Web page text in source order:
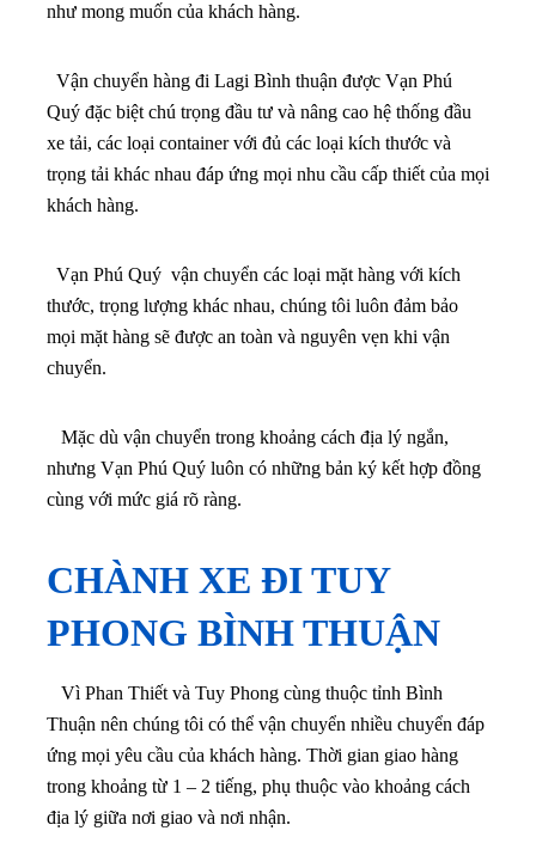
như mong muốn của khách hàng.
Vận chuyển hàng đi Lagi Bình thuận được Vạn Phú
Quý đặc biệt chú trọng đầu tư và nâng cao hệ thống đầu
xe tải, các loại container với đủ các loại kích thước và
trọng tải khác nhau đáp ứng mọi nhu cầu cấp thiết của mọi
khách hàng.
Vạn Phú Quý vận chuyển các loại mặt hàng với kích
thước, trọng lượng khác nhau, chúng tôi luôn đảm bảo
mọi mặt hàng sẽ được an toàn và nguyên vẹn khi vận
chuyển.
Mặc dù vận chuyển trong khoảng cách địa lý ngắn,
nhưng Vạn Phú Quý luôn có những bản ký kết hợp đồng
cùng với mức giá rõ ràng.
CHÀNH XE ĐI TUY
PHONG BÌNH THUẬN
Vì Phan Thiết và Tuy Phong cùng thuộc tỉnh Bình
Thuận nên chúng tôi có thể vận chuyển nhiều chuyển đáp
ứng mọi yêu cầu của khách hàng. Thời gian giao hàng
trong khoảng từ 1 – 2 tiếng, phụ thuộc vào khoảng cách
địa lý giữa nơi giao và nơi nhận.